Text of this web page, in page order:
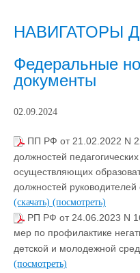
НАВИГАТОРЫ
Федеральные
документы
02.09.2024
ПП РФ от 21.02.2022 N
должностей
осуществляющих
должностей
(скачать) (посмотреть)
РП РФ от 24.06.2023 N
мер по профилактике
детской и молодежной
(посмотреть)